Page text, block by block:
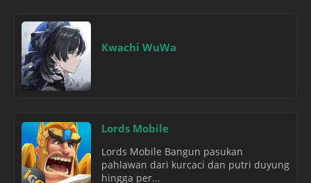
Kwachi WuWa
Lords Mobile
Lords Mobile Bangun pasukan
pahlawan dari kurcaci dan putri duyung
hingga per...